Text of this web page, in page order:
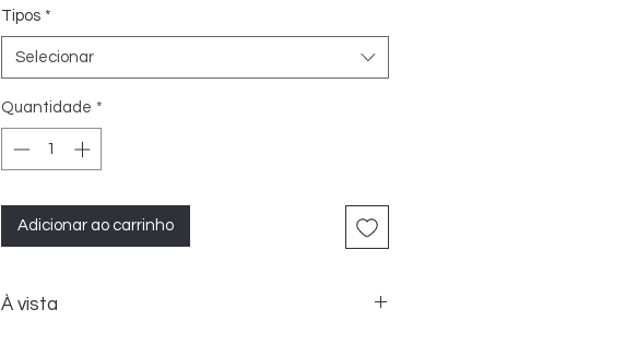
Tipos *
Selecionar
Quantidade *
Adicionar ao carrinho
À vista